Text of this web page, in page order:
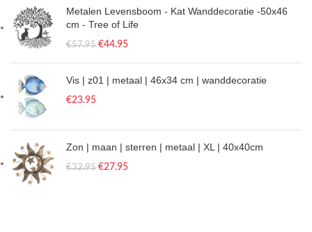
Metalen Levensboom - Kat Wanddecoratie -50x46
cm - Tree of Life
€57.95 €44.95
Vis | z01 | metaal | 46x34 cm | wanddecoratie
€23.95
Zon | maan | sterren | metaal | XL | 40x40cm
€32.95 €27.95